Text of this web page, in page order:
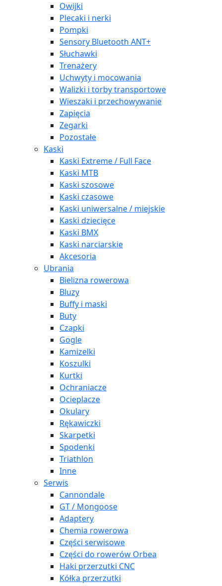
Owijki
Plecaki i nerki
Pompki
Sensory Bluetooth ANT+
Słuchawki
Trenażery
Uchwyty i mocowania
Walizki i torby transportowe
Wieszaki i przechowywanie
Zapięcia
Zegarki
Pozostałe
Kaski
Kaski Extreme / Full Face
Kaski MTB
Kaski szosowe
Kaski czasowe
Kaski uniwersalne / miejskie
Kaski dziecięce
Kaski BMX
Kaski narciarskie
Akcesoria
Ubrania
Bielizna rowerowa
Bluzy
Buffy i maski
Buty
Czapki
Gogle
Kamizelki
Koszulki
Kurtki
Ochraniacze
Ocieplacze
Okulary
Rękawiczki
Skarpetki
Spodenki
Triathlon
Inne
Serwis
Cannondale
GT / Mongoose
Adaptery
Chemia rowerowa
Części serwisowe
Części do rowerów Orbea
Haki przerzutki CNC
Kółka przerzutki